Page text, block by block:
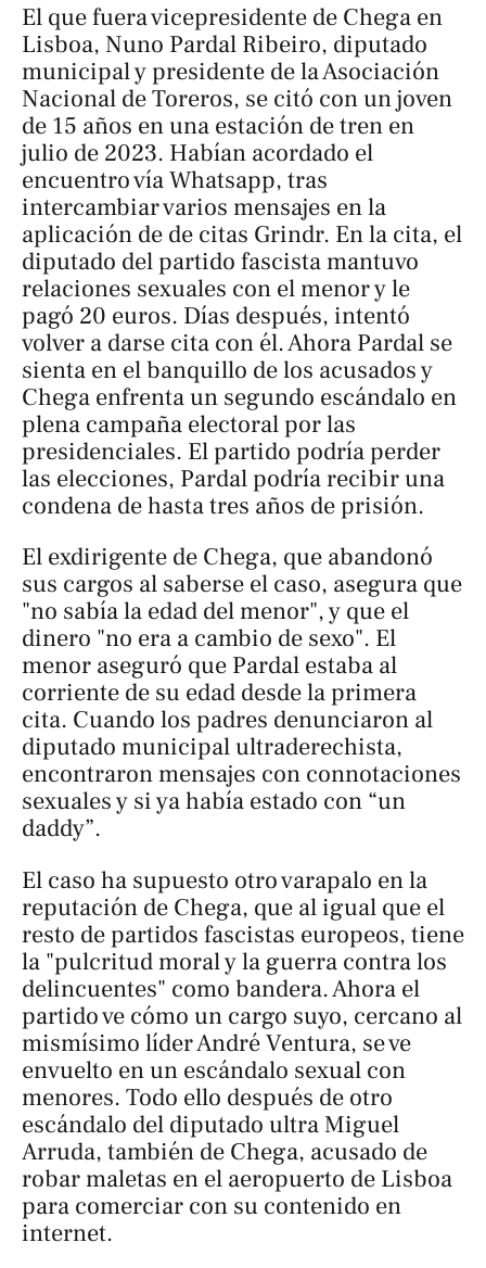
El que fuera vicepresidente de Chega en
Lisboa, Nuno Pardal Ribeiro, diputado
municipal y presidente de la Asociación
Nacional de Toreros, se citó con un joven
de 15 años en una estación de tren en
julio de 2023. Habían acordado el
encuentro vía Whatsapp, tras
intercambiar varios mensajes en la
aplicación de de citas Grindr. En la cita, el
diputado del partido fascista mantuvo
relaciones sexuales con el menor y le
pagó 20 euros. Días después, intentó
volver a darse cita con él. Ahora Pardal se
sienta en el banquillo de los acusados y
Chega enfrenta un segundo escándalo en
plena campaña electoral por las
presidenciales. El partido podría perder
las elecciones, Pardal podría recibir una
condena de hasta tres años de prisión.
El exdirigente de Chega, que abandonó
sus cargos al saberse el caso, asegura que
"no sabía la edad del menor", y que el
dinero "no era a cambio de sexo". El
menor aseguró que Pardal estaba al
corriente de su edad desde la primera
cita. Cuando los padres denunciaron al
diputado municipal ultraderechista,
encontraron mensajes con connotaciones
sexuales y si ya había estado con “un
daddy”.
El caso ha supuesto otro varapalo en la
reputación de Chega, que al igual que el
resto de partidos fascistas europeos, tiene
la "pulcritud moral y la guerra contra los
delincuentes" como bandera. Ahora el
partido ve cómo un cargo suyo, cercano al
mismísimo líder André Ventura, se ve
envuelto en un escándalo sexual con
menores. Todo ello después de otro
escándalo del diputado ultra Miguel
Arruda, también de Chega, acusado de
robar maletas en el aeropuerto de Lisboa
para comerciar con su contenido en
internet.